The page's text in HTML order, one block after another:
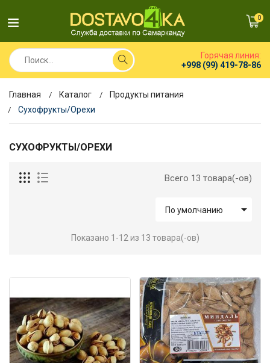
0
Горячая линия:
+998 (99) 419-78-86
Главная Каталог
Продукты питания
Сухофрукты/Орехи
СУХОФРУКТЫ/ОРЕХИ
Всего 13 товара(-ов)
По умолчанию 
Показано 1-12 из 13 товара(-ов)